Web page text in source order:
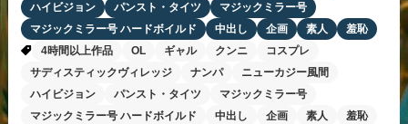
ハイビジョン
パンスト・タイツ
マジックミラー号
マジックミラー号 ハードボイルド
中出し 企画 素人
羞恥
4時間以上作品
OL ギャル クンニ
コスプレ
サディスティックヴィレッジ
ナンパ
ニューカジー風間
ハイビジョン
パンスト・タイツ
マジックミラー号
マジックミラー号 ハードボイルド
中出し 企画 素人 羞恥